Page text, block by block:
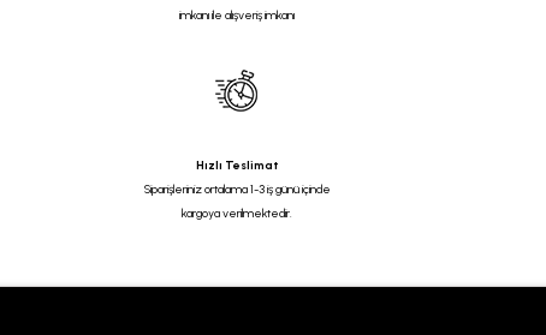
imkanı ile alışveriş imkanı
Hızlı Teslimat
Siparişleriniz ortalama 1-3 iş günü içinde
kargoya verilmektedir.